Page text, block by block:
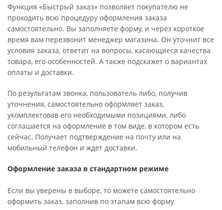
Функция «Быстрый заказ» позволяет покупателю не
проходить всю процедуру оформления заказа
самостоятельно. Вы заполняете форму, и через короткое
время вам перезвонит менеджер магазина. Он уточнит все
условия заказа, ответит на вопросы, касающиеся качества
товара, его особенностей. А также подскажет о вариантах
оплаты и доставки.
По результатам звонка, пользователь либо, получив
уточнения, самостоятельно оформляет заказ,
укомплектовав его необходимыми позициями, либо
соглашается на оформление в том виде, в котором есть
сейчас. Получает подтверждение на почту или на
мобильный телефон и ждёт доставки.
Оформление заказа в стандартном режиме
Если вы уверены в выборе, то можете самостоятельно
оформить заказ, заполнив по этапам всю форму.